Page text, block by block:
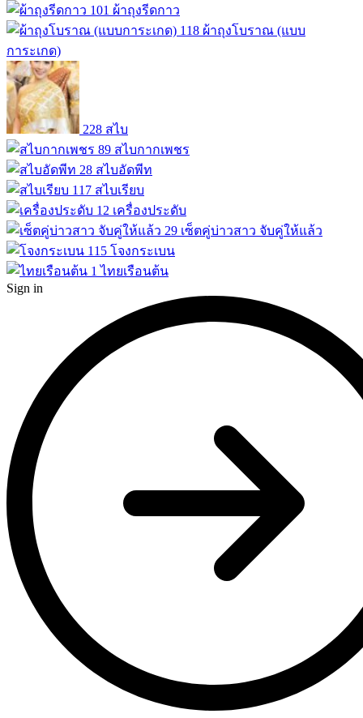
101 ผ้าถุงรีดกาว
118 ผ้าถุงโบราณ (แบบ
การะเกด)
228 สไบ
89 สไบกากเพชร
28 สไบอัดพีท
117 สไบเรียบ
12 เครื่องประดับ
29 เซ็ตคู่บ่าวสาว จับคู่ให้แล้ว
115 โจงกระเบน
1 ไทยเรือนต้น
Sign in